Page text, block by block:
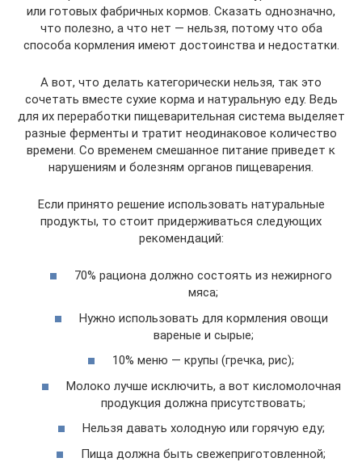
или готовых фабричных кормов. Сказать однозначно,
что полезно, а что нет — нельзя, потому что оба
способа кормления имеют достоинства и недостатки.
А вот, что делать категорически нельзя, так это
сочетать вместе сухие корма и натуральную еду. Ведь
для их переработки пищеварительная система выделяет
разные ферменты и тратит неодинаковое количество
времени. Со временем смешанное питание приведет к
нарушениям и болезням органов пищеварения.
Если принято решение использовать натуральные
продукты, то стоит придерживаться следующих
рекомендаций:
70% рациона должно состоять из нежирного
мяса;
Нужно использовать для кормления овощи
вареные и сырые;
10% меню — крупы (гречка, рис);
Молоко лучше исключить, а вот кисломолочная
продукция должна присутствовать;
Нельзя давать холодную или горячую еду;
Пища должна быть свежеприготовленной;